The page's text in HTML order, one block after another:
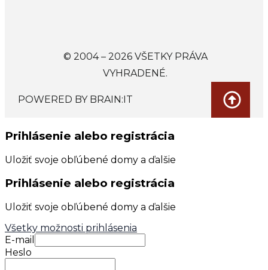
© 2004 – 2026 VŠETKY PRÁVA
VYHRADENÉ.
POWERED BY BRAIN:IT
Prihlásenie alebo registrácia
Uložiť svoje obľúbené domy a ďalšie
Prihlásenie alebo registrácia
Uložiť svoje obľúbené domy a ďalšie
Všetky možnosti prihlásenia
E-mail
Heslo